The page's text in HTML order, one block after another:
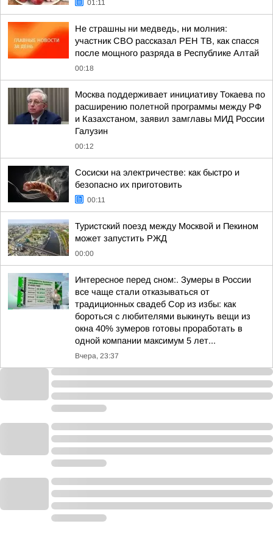
01:11
Не страшны ни медведь, ни молния:
участник СВО рассказал РЕН ТВ, как спасся
после мощного разряда в Республике Алтай
00:18
Москва поддерживает инициативу Токаева по
расширению полетной программы между РФ
и Казахстаном, заявил замглавы МИД России
Галузин
00:12
Сосиски на электричестве: как быстро и
безопасно их приготовить
00:11
Туристский поезд между Москвой и Пекином
может запустить РЖД
00:00
Интересное перед сном:. Зумеры в России
все чаще стали отказываться от
традиционных свадеб Сор из избы: как
бороться с любителями выкинуть вещи из
окна 40% зумеров готовы проработать в
одной компании максимум 5 лет...
Вчера, 23:37